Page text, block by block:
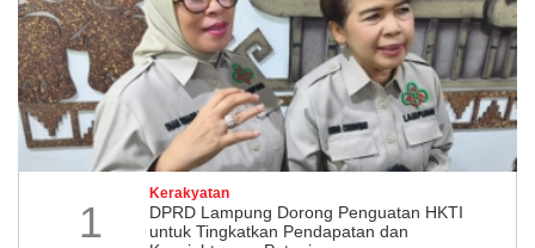
1
Kerakyatan
DPRD Lampung Dorong Penguatan HKTI
untuk Tingkatkan Pendapatan dan